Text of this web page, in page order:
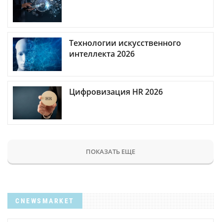
Технологии искусственного
интеллекта 2026
Цифровизация HR 2026
ПОКАЗАТЬ ЕЩЕ
CNEWSMARKET